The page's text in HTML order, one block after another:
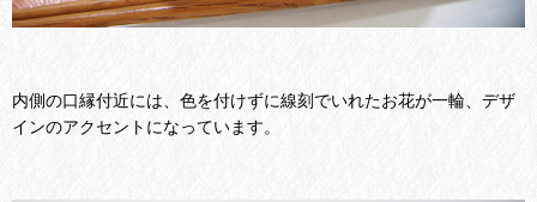
内側の口縁付近には、色を付けずに線刻でいれたお花が一輪、デザ
インのアクセントになっています。